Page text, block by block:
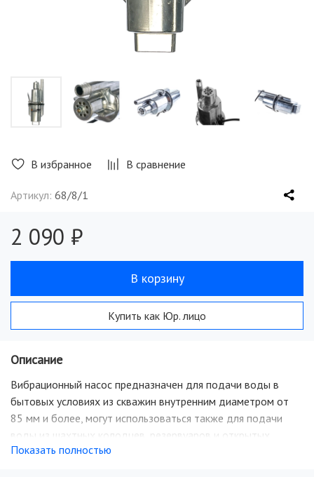
В избранное В сравнение
Артикул: 68/8/1
Описание
Вибрационный насос предназначен для подачи воды в
бытовых условиях из скважин внутренним диаметром от
85 мм и более, могут использоваться также для подачи
воды из шахтных колодцев, резервуаров и открытых
водоемов для полива садов и огородов. Насосы способны
Показать полностью
2 090 ₽
В корзину
Купить как Юр. лицо